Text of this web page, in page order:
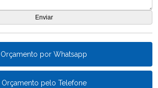
Orçamento por Whatsapp
Orçamento pelo Telefone